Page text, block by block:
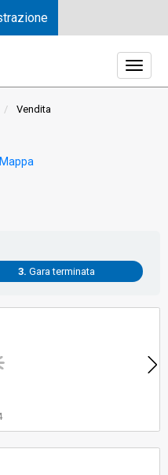
Vendita
Mappa
Gara terminata